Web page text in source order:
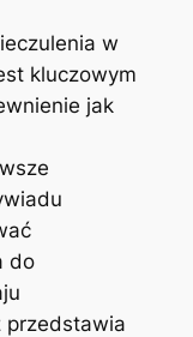
w
kluczowym
jak
do
przedstawia